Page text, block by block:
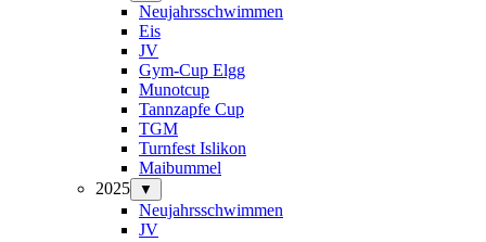
Neujahrsschwimmen
Eis
JV
Gym-Cup Elgg
Munotcup
Tannzapfe Cup
TGM
Turnfest Islikon
Maibummel
2025
▼
Neujahrsschwimmen
JV